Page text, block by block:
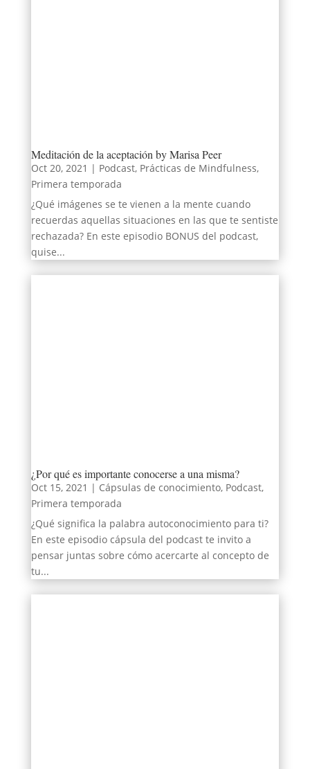
Meditación de la aceptación by Marisa Peer
Oct 20, 2021 | Podcast, Prácticas de Mindfulness,
Primera temporada
¿Qué imágenes se te vienen a la mente cuando
recuerdas aquellas situaciones en las que te sentiste
rechazada? En este episodio BONUS del podcast,
quise...
¿Por qué es importante conocerse a una misma?
Oct 15, 2021 | Cápsulas de conocimiento, Podcast,
Primera temporada
¿Qué significa la palabra autoconocimiento para ti?
En este episodio cápsula del podcast te invito a
pensar juntas sobre cómo acercarte al concepto de
tu...